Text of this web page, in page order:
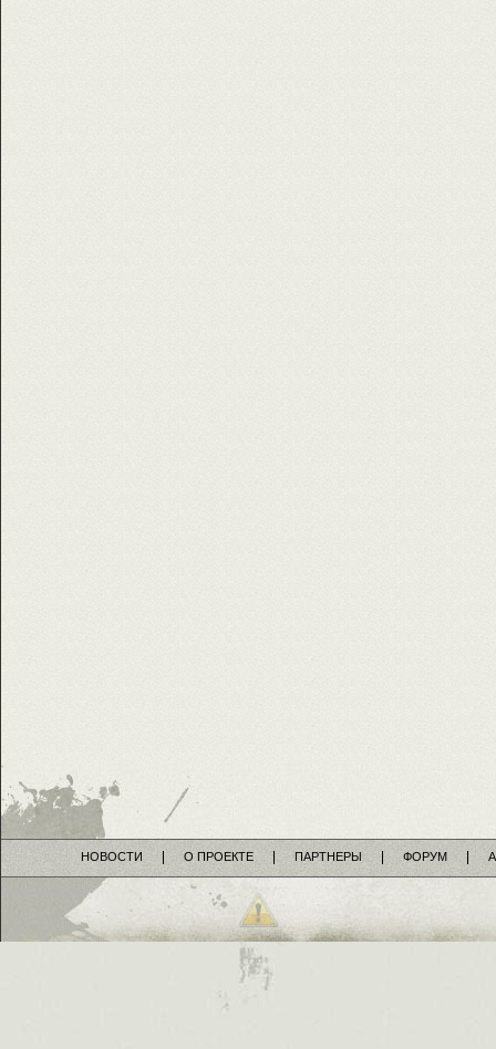
НОВОСТИ О ПРОЕКТЕ ПАРТНЕРЫ ФОРУМ